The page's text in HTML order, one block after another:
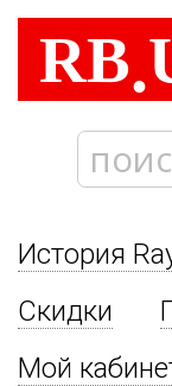
RB.
История
Скидки
Мой